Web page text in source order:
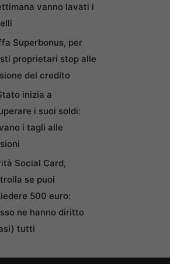
vanno lavati i
Superbonus, per
proprietari stop alle
del credito
inizia a
i suoi soldi:
i tagli alle
Social Card,
se puoi
500 euro:
ne hanno diritto
tutti